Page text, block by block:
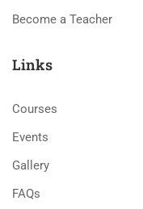
Become a Teacher
Links
Courses
Events
Gallery
FAQs